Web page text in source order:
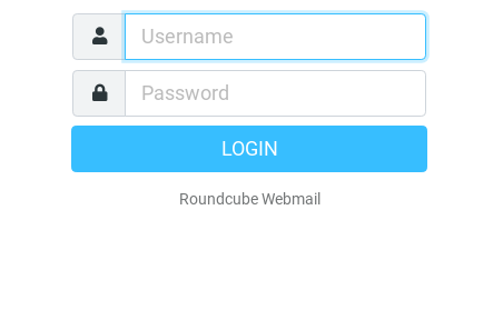
LOGIN
Roundcube Webmail